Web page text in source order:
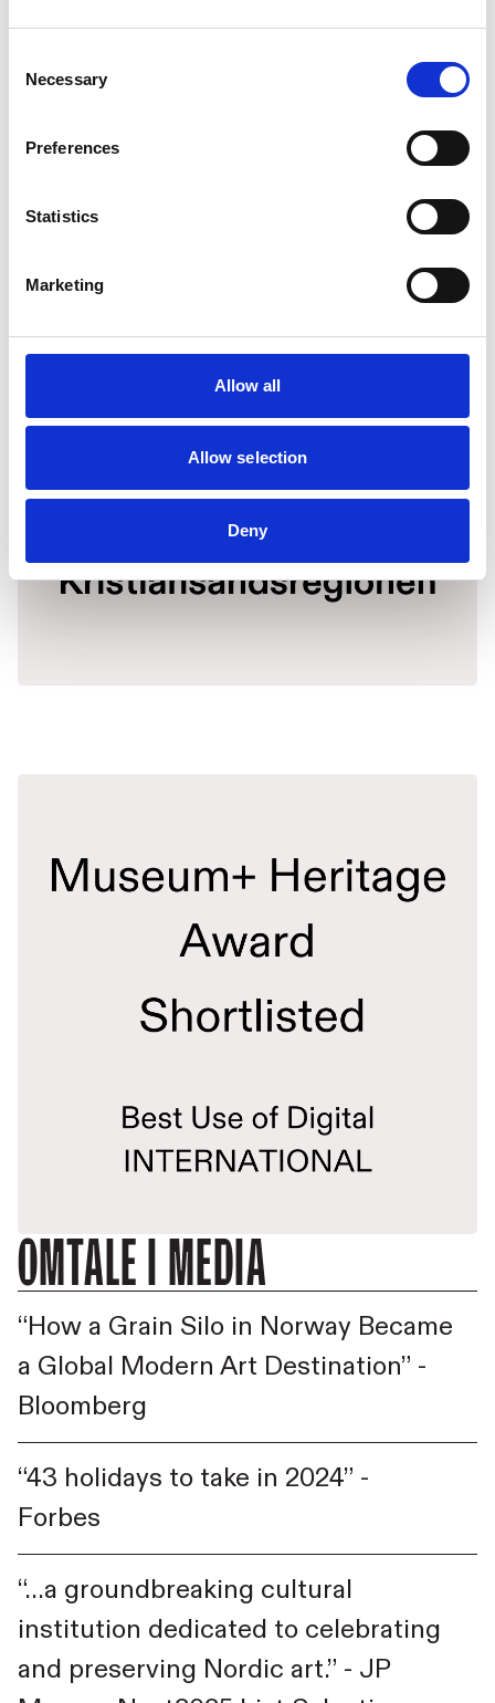
Selection
Necessary
Preferences
Statistics
Marketing
Allow all
Allow selection
Deny
Omtale i media
“How a Grain Silo in Norway Became
a Global Modern Art Destination” -
Bloomberg
“43 holidays to take in 2024” -
Forbes
“…a groundbreaking cultural
institution dedicated to celebrating
and preserving Nordic art.” - JP